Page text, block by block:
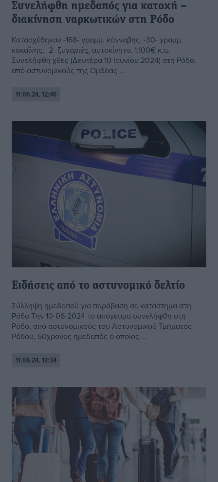
Συνελήφθη ημεδαπός για κατοχή –
διακίνηση ναρκωτικών στη Ρόδο
Κατασχέθηκαν -168- γραμμ. κάνναβης, -30- γραμμ.
κοκαΐνης, -2- ζυγαριές, αυτοκίνητο, 1.100€ κ.α.
Συνελήφθη χθες (Δευτέρα 10 Ιουνίου 2024) στη Ρόδο,
από αστυνομικούς της Ομάδας ...
11.06.24, 12:46
Ειδήσεις από το αστυνομικό δελτίο
Σύλληψη ημεδαπού για παράβαση σε κατάστημα στη
Ρόδο Την 10-06-2024 το απόγευμα συνελήφθη στη
Ρόδο, από αστυνομικούς του Αστυνομικού Τμήματος
Ρόδου, 50χρονος ημεδαπός ο οποίος ...
11.06.24, 12:34